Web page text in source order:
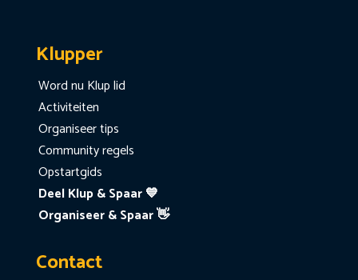
Klupper
Word nu Klup lid
Activiteiten
Organiseer tips
Community regels
Opstartgids
Deel Klup & Spaar 💙
Organiseer & Spaar 👋
Contact